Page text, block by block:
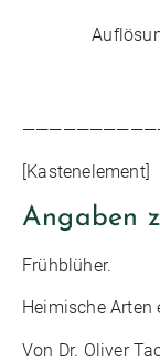
[Kastenelement]
Angaben
Frühblüher.
Heimische Arten
Von Dr. Oliver